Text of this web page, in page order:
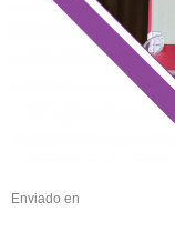
Enviado en